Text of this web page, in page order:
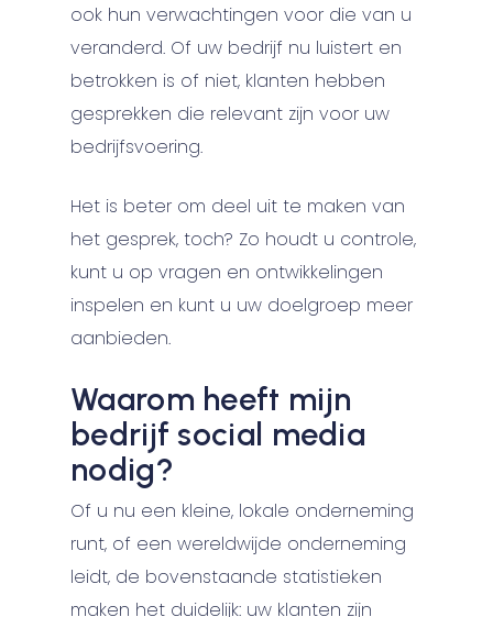
ook hun verwachtingen voor die van u
veranderd. Of uw bedrijf nu luistert en
betrokken is of niet, klanten hebben
gesprekken die relevant zijn voor uw
bedrijfsvoering.
Het is beter om deel uit te maken van
het gesprek, toch? Zo houdt u controle,
kunt u op vragen en ontwikkelingen
inspelen en kunt u uw doelgroep meer
aanbieden.
Waarom heeft mijn
bedrijf social media
nodig?
Of u nu een kleine, lokale onderneming
runt, of een wereldwijde onderneming
leidt, de bovenstaande statistieken
maken het duidelijk: uw klanten zijn